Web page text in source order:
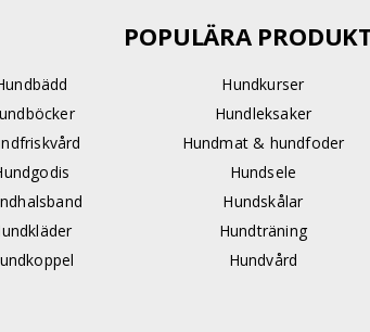
POPULÄRA
Hundkurser
Hundleksaker
Hundmat & hundfoder
Hundsele
Hundskålar
Hundträning
Hundvård